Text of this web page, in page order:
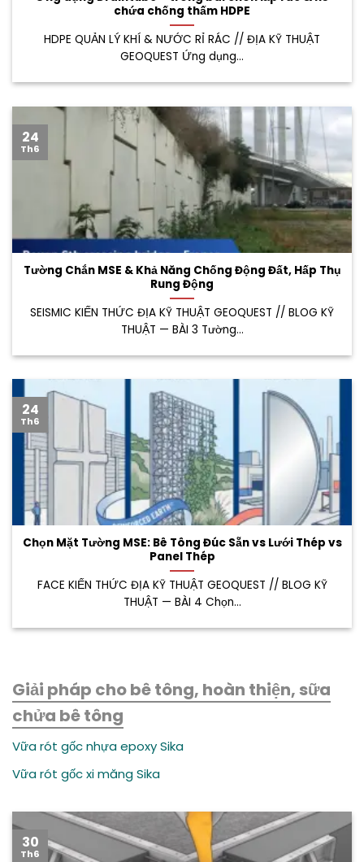
chứa chống thấm HDPE
HDPE QUẢN LÝ KHÍ & NƯỚC RỈ RÁC // ĐỊA KỸ THUẬT
GEOQUEST Ứng dụng...
Tường Chắn MSE & Khả Năng Chống Động Đất, Hấp Thụ
Rung Động
SEISMIC KIẾN THỨC ĐỊA KỸ THUẬT GEOQUEST // BLOG KỸ
THUẬT — BÀI 3 Tường...
24
Th6
Chọn Mặt Tường MSE: Bê Tông Đúc Sẵn vs Lưới Thép vs
Panel Thép
FACE KIẾN THỨC ĐỊA KỸ THUẬT GEOQUEST // BLOG KỸ
THUẬT — BÀI 4 Chọn...
24
Th6
Giải pháp cho bê tông, hoàn thiện, sữa
chửa bê tông
Vữa rót gốc nhựa epoxy Sika
Vữa rót gốc xi măng Sika
30
Th6